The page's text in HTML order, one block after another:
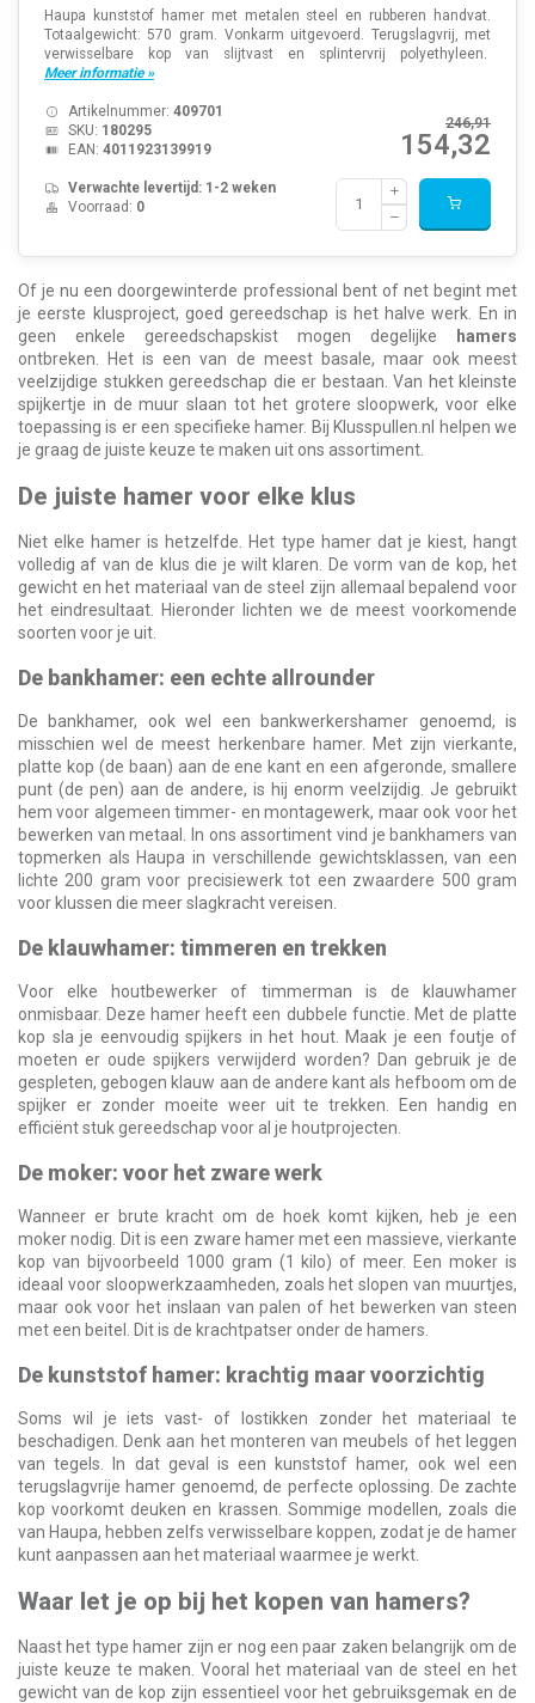
Haupa kunststof hamer met metalen steel en rubberen handvat.
Totaalgewicht: 570 gram. Vonkarm uitgevoerd. Terugslagvrij, met
verwisselbare kop van slijtvast en splintervrij polyethyleen.
Meer informatie »
246,91
154,32
Artikelnummer: 409701
SKU: 180295
EAN: 4011923139919
Verwachte levertijd: 1-2 weken
Voorraad: 0
Of je nu een doorgewinterde professional bent of net begint met
je eerste klusproject, goed gereedschap is het halve werk. En in
geen enkele gereedschapskist mogen degelijke
hamers
ontbreken. Het is een van de meest basale, maar ook meest
veelzijdige stukken gereedschap die er bestaan. Van het kleinste
spijkertje in de muur slaan tot het grotere sloopwerk, voor elke
toepassing is er een specifieke hamer. Bij Klusspullen.nl helpen we
je graag de juiste keuze te maken uit ons assortiment.
De juiste hamer voor elke klus
Niet elke hamer is hetzelfde. Het type hamer dat je kiest, hangt
volledig af van de klus die je wilt klaren. De vorm van de kop, het
gewicht en het materiaal van de steel zijn allemaal bepalend voor
het eindresultaat. Hieronder lichten we de meest voorkomende
soorten voor je uit.
De bankhamer: een echte allrounder
De bankhamer, ook wel een bankwerkershamer genoemd, is
misschien wel de meest herkenbare hamer. Met zijn vierkante,
platte kop (de baan) aan de ene kant en een afgeronde, smallere
punt (de pen) aan de andere, is hij enorm veelzijdig. Je gebruikt
hem voor algemeen timmer- en montagewerk, maar ook voor het
bewerken van metaal. In ons assortiment vind je bankhamers van
topmerken als Haupa in verschillende gewichtsklassen, van een
lichte 200 gram voor precisiewerk tot een zwaardere 500 gram
voor klussen die meer slagkracht vereisen.
De klauwhamer: timmeren en trekken
Voor elke houtbewerker of timmerman is de klauwhamer
onmisbaar. Deze hamer heeft een dubbele functie. Met de platte
kop sla je eenvoudig spijkers in het hout. Maak je een foutje of
moeten er oude spijkers verwijderd worden? Dan gebruik je de
gespleten, gebogen klauw aan de andere kant als hefboom om de
spijker er zonder moeite weer uit te trekken. Een handig en
efficiënt stuk gereedschap voor al je houtprojecten.
De moker: voor het zware werk
Wanneer er brute kracht om de hoek komt kijken, heb je een
moker nodig. Dit is een zware hamer met een massieve, vierkante
kop van bijvoorbeeld 1000 gram (1 kilo) of meer. Een moker is
ideaal voor sloopwerkzaamheden, zoals het slopen van muurtjes,
maar ook voor het inslaan van palen of het bewerken van steen
met een beitel. Dit is de krachtpatser onder de hamers.
De kunststof hamer: krachtig maar voorzichtig
Soms wil je iets vast- of lostikken zonder het materiaal te
beschadigen. Denk aan het monteren van meubels of het leggen
van tegels. In dat geval is een kunststof hamer, ook wel een
terugslagvrije hamer genoemd, de perfecte oplossing. De zachte
kop voorkomt deuken en krassen. Sommige modellen, zoals die
van Haupa, hebben zelfs verwisselbare koppen, zodat je de hamer
kunt aanpassen aan het materiaal waarmee je werkt.
Waar let je op bij het kopen van hamers?
Naast het type hamer zijn er nog een paar zaken belangrijk om de
juiste keuze te maken. Vooral het materiaal van de steel en het
gewicht van de kop zijn essentieel voor het gebruiksgemak en de